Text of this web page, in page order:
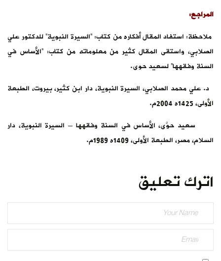
المراجع:
ملاحظة: استفاد المقال أفكاره من كتاب: “السيرة النبوية” للدكتور علي
الصلابي، واستقى المقال كثير من معلوماته من كتاب: “الأساس في
السنة وفقهها” لسعيد حوى.
د. علي محمد الصلابي، السيرة النبوية، دار ابن كثير، بيروت، الطبعة
الأولى، 1425ه 2004م.
سعيد حوَّى، الأساس في السنة وفقهها – السيرة النبوية، دار
السلام، مصر، الطبعة الأولى، 1409ه 1989م.
اترك تعليق